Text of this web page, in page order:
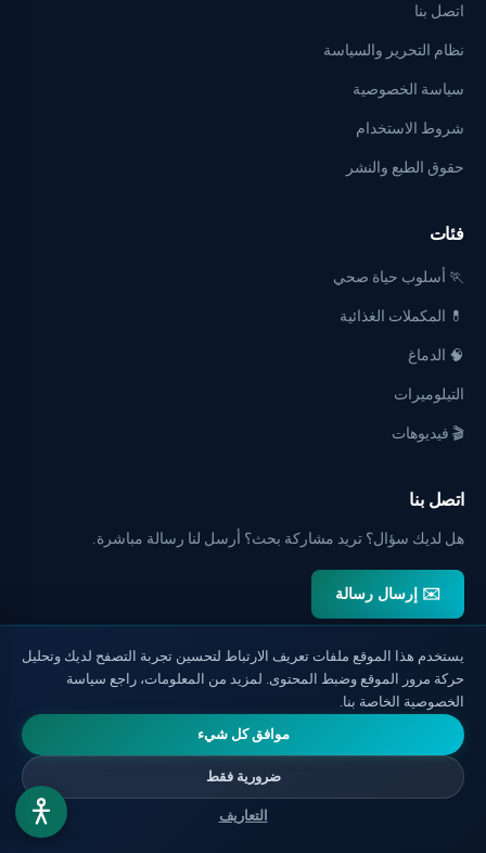
اتصل بنا
نظام التحرير والسياسة
سياسة الخصوصية
شروط الاستخدام
حقوق الطبع والنشر
فئات
🏃 أسلوب حياة صحي
💊 المكملات الغذائية
🧠 الدماغ
التيلوميرات
🎬 فيديوهات
اتصل بنا
هل لديك سؤال؟ تريد مشاركة بحث؟ أرسل لنا رسالة مباشرة.
✉️ إرسال رسالة
📬 احصل على التحديثات
مقالات جديدة مباشرة إلى البريد الإلكتروني.
التسجيل
يستخدم هذا الموقع ملفات تعريف الارتباط لتحسين تجربة التصفح لديك وتحليل
حركة مرور الموقع وضبط المحتوى. لمزيد من المعلومات، راجع سياسة
الخصوصية الخاصة بنا.
موافق كل شيء
ضرورية فقط
التعاريف